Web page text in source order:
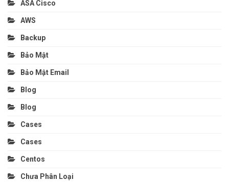
ASA Cisco
AWS
Backup
Bảo Mật
Bảo Mật Email
Blog
Blog
Cases
Cases
Centos
Chưa Phân Loại